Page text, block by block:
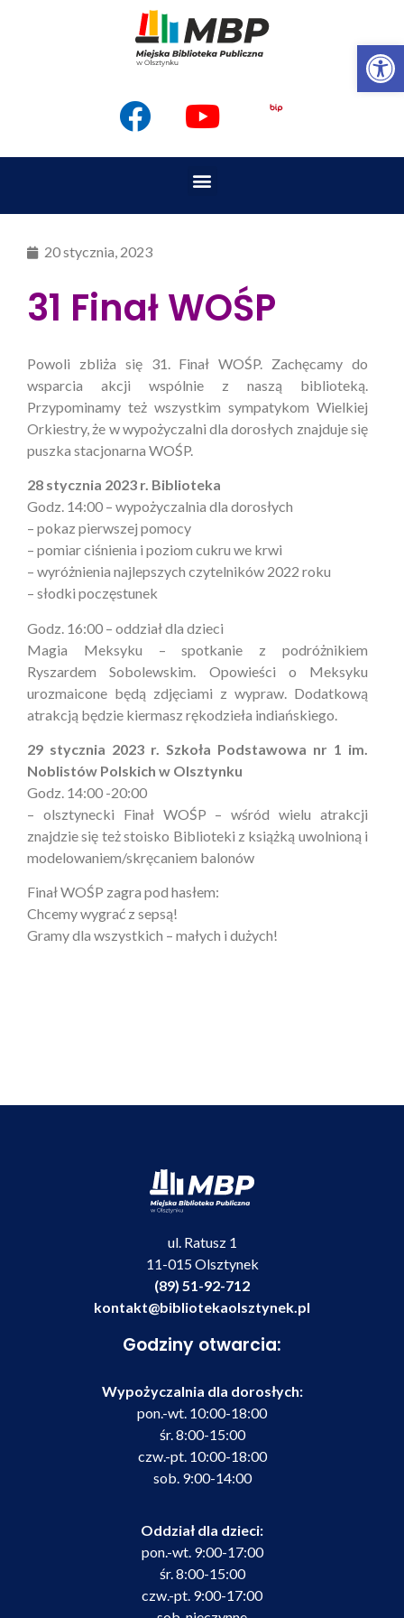
20 stycznia, 2023
31 Finał WOŚP
Powoli zbliża się 31. Finał WOŚP. Zachęcamy do
wsparcia akcji wspólnie z naszą biblioteką.
Przypominamy też wszystkim sympatykom Wielkiej
Orkiestry, że w wypożyczalni dla dorosłych znajduje się
puszka stacjonarna WOŚP.
28 stycznia 2023 r. Biblioteka
Godz. 14:00 – wypożyczalnia dla dorosłych
– pokaz pierwszej pomocy
– pomiar ciśnienia i poziom cukru we krwi
– wyróżnienia najlepszych czytelników 2022 roku
– słodki poczęstunek
Godz. 16:00 – oddział dla dzieci
Magia Meksyku – spotkanie z podróżnikiem
Ryszardem Sobolewskim. Opowieści o Meksyku
urozmaicone będą zdjęciami z wypraw. Dodatkową
atrakcją będzie kiermasz rękodzieła indiańskiego.
29 stycznia 2023 r. Szkoła Podstawowa nr 1 im.
Noblistów Polskich w Olsztynku
Godz. 14:00 -20:00
– olsztynecki Finał WOŚP – wśród wielu atrakcji
znajdzie się też stoisko Biblioteki z książką uwolnioną i
modelowaniem/skręcaniem balonów
Finał WOŚP zagra pod hasłem:
Chcemy wygrać z sepsą!
Gramy dla wszystkich – małych i dużych!
ul. Ratusz 1
11-015 Olsztynek
(89) 51-92-712
kontakt@bibliotekaolsztynek.pl
Godziny otwarcia:
Wypożyczalnia dla dorosłych:
pon.-wt. 10:00-18:00
śr. 8:00-15:00
czw.-pt. 10:00-18:00
sob. 9:00-14:00
Oddział dla dzieci:
pon.-wt. 9:00-17:00
śr. 8:00-15:00
czw.-pt. 9:00-17:00